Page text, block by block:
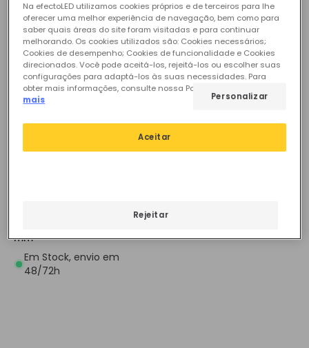
8,08 €
mm
Em Stock, envio em
48/72h
Na efectoLED utilizamos cookies próprios e de terceiros para lhe
oferecer uma melhor experiência de navegação, bem como para
saber quais áreas do site foram visitadas e para continuar
melhorando. Os cookies utilizados são: Cookies necessários;
Cookies de desempenho; Cookies de funcionalidade e Cookies
direcionados. Você pode aceitá-los, rejeitá-los ou escolher suas
configurações para adaptá-los às suas necessidades. Para
obter mais informações, consulte nossa Política de Cookies.
mais
Rejeitar
Aceitar
Personalizar